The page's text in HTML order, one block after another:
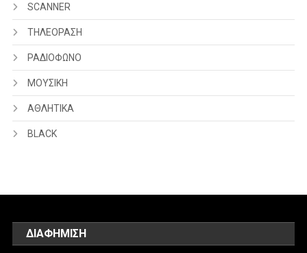
SCANNER
ΤΗΛΕΟΡΑΣΗ
ΡΑΔΙΟΦΩΝΟ
ΜΟΥΣΙΚΗ
ΑΘΛΗΤΙΚΑ
BLACK
ΔΙΑΦΗΜΙΣΗ